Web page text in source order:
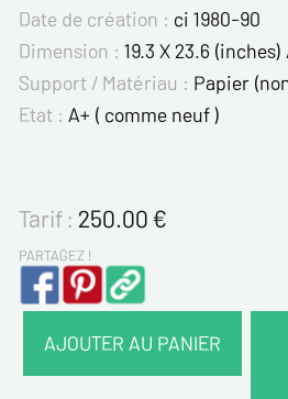
Date de création : ci 1980-90
Dimension : 19.3 X 23.6
Support / Matériau : Papier
Etat : A+ ( comme neuf )
Tarif : 250.00€
PARTAGEZ !
AJOUTER AU PANIER